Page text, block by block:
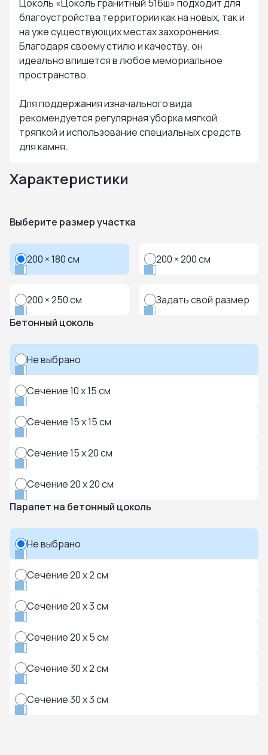
Цоколь «Цоколь гранитный 516ш» подходит для
благоустройства территории как на новых, так и
на уже существующих местах захоронения.
Благодаря своему стилю и качеству, он
идеально впишется в любое мемориальное
пространство.
Для поддержания изначального вида
рекомендуется регулярная уборка мягкой
тряпкой и использование специальных средств
для камня.
Характеристики
Выберите размер участка
200 × 180 см 200 × 200 см
200 × 250 см
Задать свой размер
Бетонный цоколь
Не выбрано
Сечение 10 x 15 см
Сечение 15 x 15 см
Сечение 15 x 20 см
Сечение 20 x 20 см
Парапет на бетонный цоколь
Не выбрано
Сечение 20 x 2 см
Сечение 20 x 3 см
Сечение 20 x 5 см
Сечение 30 x 2 см
Сечение 30 x 3 см